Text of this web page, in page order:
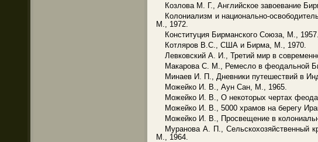
Козлова М. Г., Английское завоевание
Колониализм и национально-
М., 1972.
Конституция Бирманского Союза, М., 1957.
Котляров В.С., США и Бирма, М., 1970.
Левковский А. И., Третий мир в
Макарова С. М., Ремесло в феодальной
Минаев И. П., Дневники путешествий в
Можейко И. В., Аун Сан, М., 1965.
Можейко И. В., О некоторых чертах
Можейко И. В., 5000 храмов на берегу
Можейко И. В., Просвещение в
Муранова А. П., Сельскохозяйственный
М., 1964.